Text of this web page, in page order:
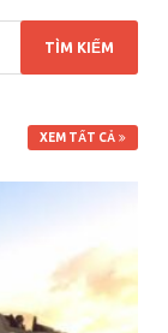
XEM TẤT CẢ